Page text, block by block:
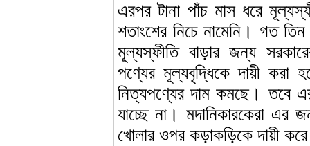
এরপর টানা পাঁচ মাস ধরে
শতাংশের নিচে নামেনি। গত
মূল্যস্ফীতি বাড়ার জন্য
পণ্যের মূল্যবৃদ্ধিকে দায়ী করা
নিত্যপণ্যের দাম কমছে। তবে এর
যাচ্ছে না। মদানিকারকেরা
খোলার ওপর কড়াকড়িকে দায়ী